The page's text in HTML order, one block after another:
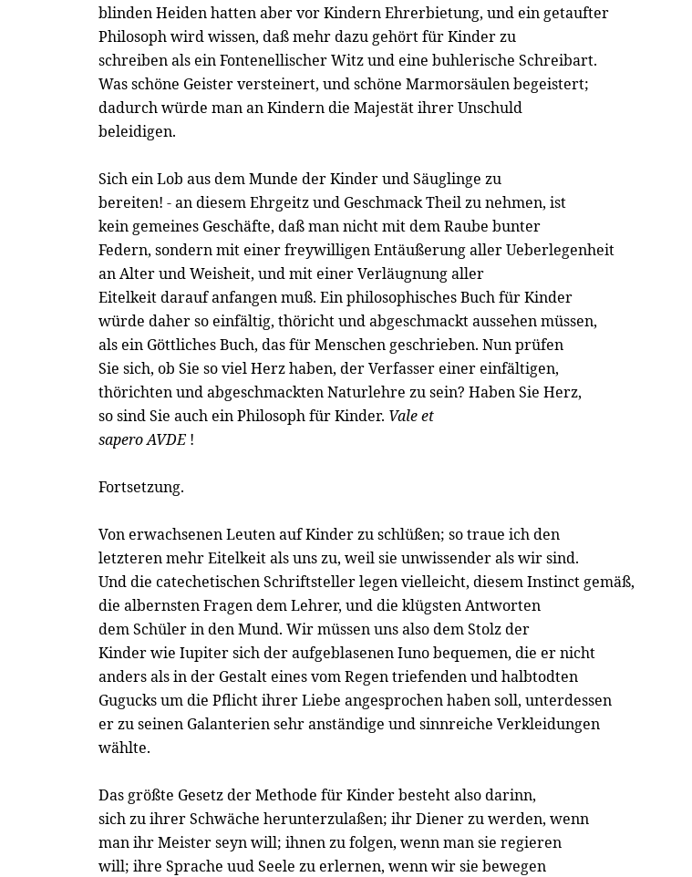
blinden Heiden hatten aber vor Kindern Ehrerbietung, und ein getaufter
Philosoph wird wissen, daß mehr dazu gehört für Kinder zu
schreiben als ein Fontenellischer Witz und eine buhlerische Schreibart.
Was schöne Geister versteinert, und schöne Marmorsäulen begeistert;
dadurch würde man an Kindern die Majestät ihrer Unschuld
beleidigen.
Sich ein Lob aus dem Munde der Kinder und Säuglinge zu
bereiten! - an diesem Ehrgeitz und Geschmack Theil zu nehmen, ist
kein gemeines Geschäfte, daß man nicht mit dem Raube bunter
Federn, sondern mit einer freywilligen Entäußerung aller Ueberlegenheit
an Alter und Weisheit, und mit einer Verläugnung aller
Eitelkeit darauf anfangen muß. Ein philosophisches Buch für Kinder
würde daher so einfältig, thöricht und abgeschmackt aussehen müssen,
als ein Göttliches Buch, das für Menschen geschrieben. Nun prüfen
Sie sich, ob Sie so viel Herz haben, der Verfasser einer einfältigen,
thörichten und abgeschmackten Naturlehre zu sein? Haben Sie Herz,
so sind Sie auch ein Philosoph für Kinder. Vale et
sapero AVDE !
Fortsetzung.
Von erwachsenen Leuten auf Kinder zu schlüßen; so traue ich den
letzteren mehr Eitelkeit als uns zu, weil sie unwissender als wir sind.
Und die catechetischen Schriftsteller legen vielleicht, diesem Instinct gemäß,
die albernsten Fragen dem Lehrer, und die klügsten Antworten
dem Schüler in den Mund. Wir müssen uns also dem Stolz der
Kinder wie Iupiter sich der aufgeblasenen Iuno bequemen, die er nicht
anders als in der Gestalt eines vom Regen triefenden und halbtodten
Gugucks um die Pflicht ihrer Liebe angesprochen haben soll, unterdessen
er zu seinen Galanterien sehr anständige und sinnreiche Verkleidungen
wählte.
Das größte Gesetz der Methode für Kinder besteht also darinn,
sich zu ihrer Schwäche herunterzulaßen; ihr Diener zu werden, wenn
man ihr Meister seyn will; ihnen zu folgen, wenn man sie regieren
will; ihre Sprache uud Seele zu erlernen, wenn wir sie bewegen